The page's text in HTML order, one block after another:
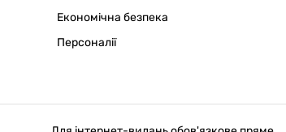
Економічна безпека
Персоналії